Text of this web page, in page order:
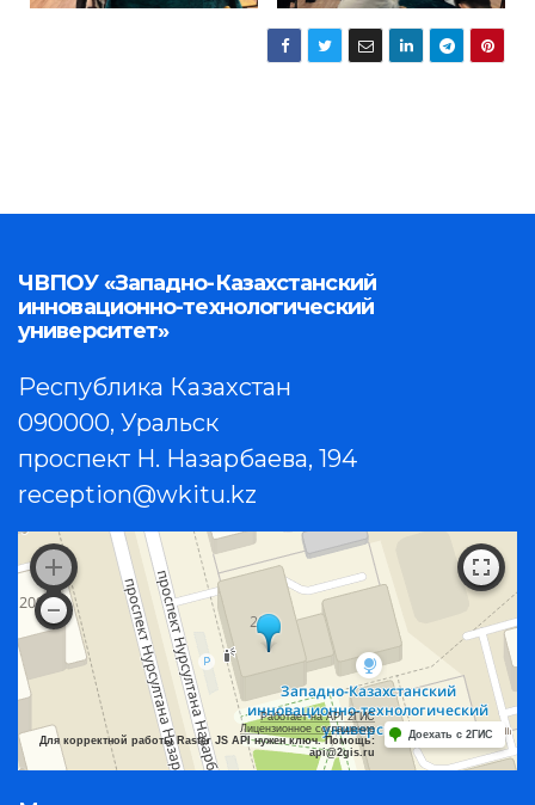
ЧВПОУ «Западно-Казахстанский
инновационно-технологический
университет»
Республика Казахстан
090000, Уральск
проспект Н. Назарбаева, 194
reception@wkitu.kz
Работает на API 2ГИС
Лицензионное соглашение
Для корректной работы Raster JS API нужен ключ. Помощь:
api@2gis.ru
Доехать с 2ГИС